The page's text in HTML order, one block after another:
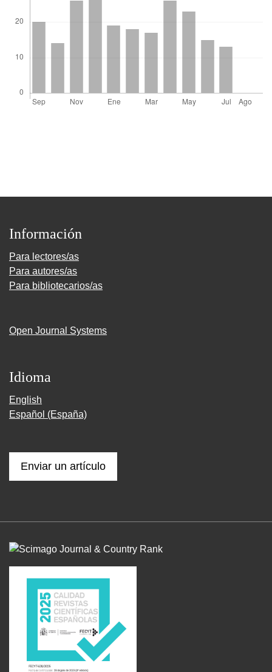
Información
Para lectores/as
Para autores/as
Para bibliotecarios/as
Open Journal Systems
Idioma
English
Español (España)
Enviar un artículo